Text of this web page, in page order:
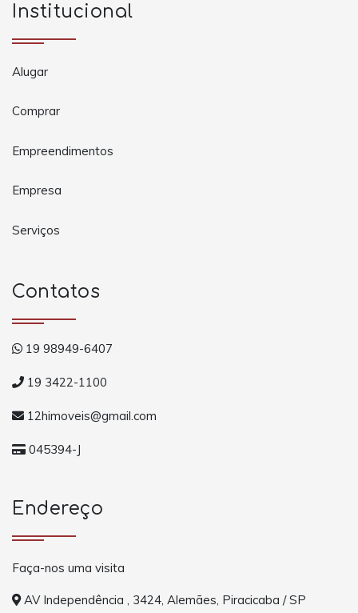
Institucional
Alugar
Comprar
Empreendimentos
Empresa
Serviços
Contatos
19 98949-6407
19 3422-1100
12himoveis@gmail.com
045394-J
Endereço
Faça-nos uma visita
AV Independência , 3424, Alemães, Piracicaba / SP